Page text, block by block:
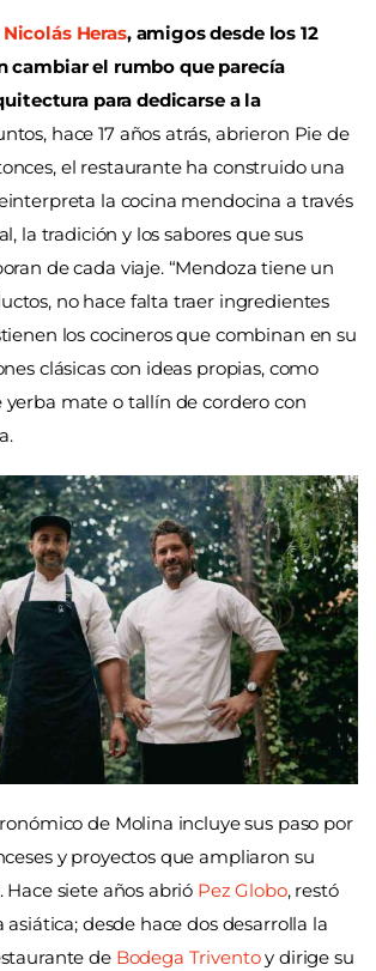
Nicolás Heras, amigos desde los 12
cambiar el rumbo que parecía
para dedicarse a la
hace 17 años atrás, abrieron Pie de
el restaurante ha construido una
la cocina mendocina a través
la tradición y los sabores que sus
de cada viaje. “Mendoza tiene un
no hace falta traer ingredientes
los cocineros que combinan en su
clásicas con ideas propias, como
mate o tallín de cordero con
de Molina incluye sus paso por
y proyectos que ampliaron su
siete años abrió Pez Globo, restó
asiática; desde hace dos desarrolla la
de Bodega Triventoy dirige su